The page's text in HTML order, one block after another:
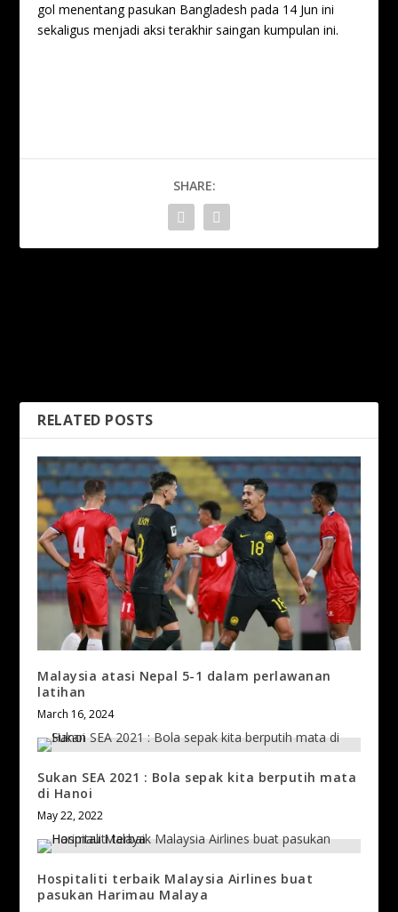
gol menentang pasukan Bangladesh pada 14 Jun ini
sekaligus menjadi aksi terakhir saingan kumpulan ini.
SHARE:
RELATED POSTS
Malaysia atasi Nepal 5-1 dalam perlawanan
latihan
March 16, 2024
Sukan SEA 2021 : Bola sepak kita berputih mata
di Hanoi
May 22, 2022
Hospitaliti terbaik Malaysia Airlines buat
pasukan Harimau Malaya